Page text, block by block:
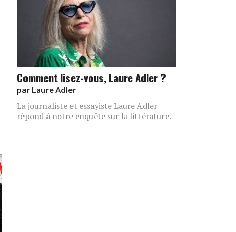
Comment lisez-vous, Laure Adler ?
par Laure Adler
La journaliste et essayiste Laure Adler
répond à notre enquête sur la littérature.